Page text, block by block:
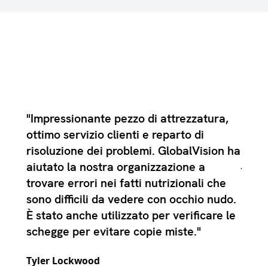
"Impressionante pezzo di attrezzatura,
ottimo servizio clienti e reparto di
risoluzione dei problemi. GlobalVision ha
aiutato la nostra organizzazione a
trovare errori nei fatti nutrizionali che
sono difficili da vedere con occhio nudo.
È stato anche utilizzato per verificare le
schegge per evitare copie miste."
Tyler Lockwood